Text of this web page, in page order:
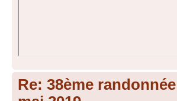
Re: 38ème